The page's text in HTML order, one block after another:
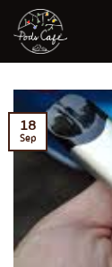
Skip
content
18
Sep